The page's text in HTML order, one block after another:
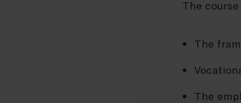
The
The
V
The